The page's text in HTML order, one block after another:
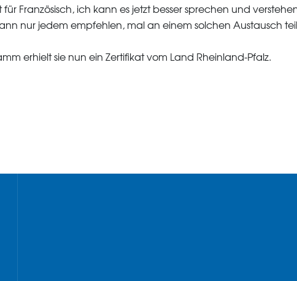
Französisch, ich kann es jetzt besser sprechen und
nur jedem empfehlen, mal an einem solchen Austausch
erhielt sie nun ein Zertifikat vom Land Rheinland-Pfalz.